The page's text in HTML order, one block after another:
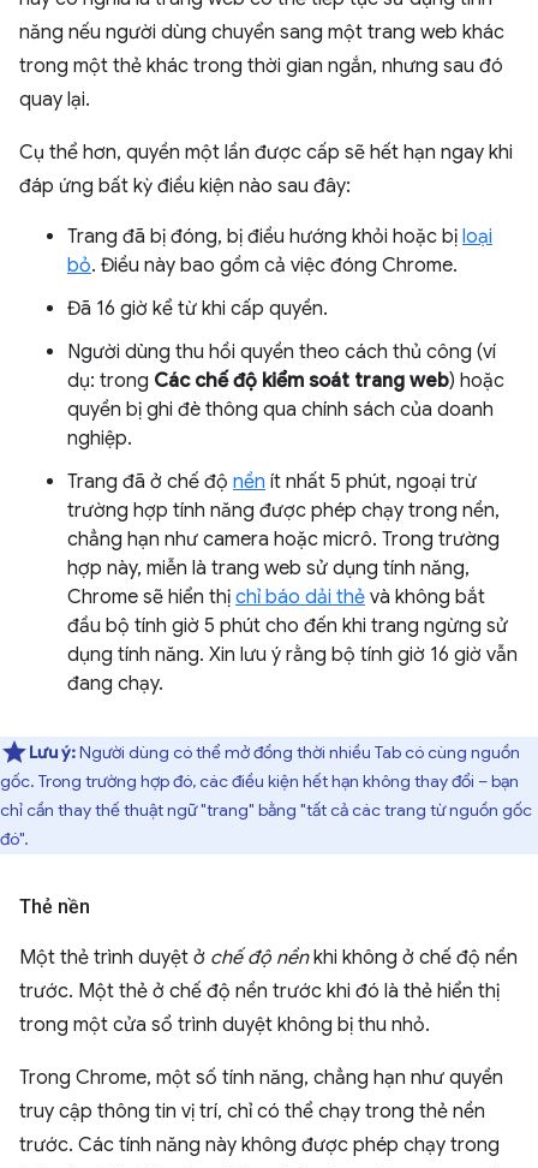
năng nếu người dùng chuyển sang một trang web khác
trong một thẻ khác trong thời gian ngắn, nhưng sau đó
quay lại.
Cụ thể hơn, quyền một lần được cấp sẽ hết hạn ngay khi
đáp ứng bất kỳ điều kiện nào sau đây:
Trang đã bị đóng, bị điều hướng khỏi hoặc bị loại
bỏ. Điều này bao gồm cả việc đóng Chrome.
Đã 16 giờ kể từ khi cấp quyền.
Người dùng thu hồi quyền theo cách thủ công (ví
dụ: trong Các chế độ kiểm soát trang web) hoặc
quyền bị ghi đè thông qua chính sách của doanh
nghiệp.
Trang đã ở chế độ nền ít nhất 5 phút, ngoại trừ
trường hợp tính năng được phép chạy trong nền,
chẳng hạn như camera hoặc micrô. Trong trường
hợp này, miễn là trang web sử dụng tính năng,
Chrome sẽ hiển thị chỉ báo dải thẻ và không bắt
đầu bộ tính giờ 5 phút cho đến khi trang ngừng sử
dụng tính năng. Xin lưu ý rằng bộ tính giờ 16 giờ vẫn
đang chạy.
Lưu ý:Người dùng có thể mở đồng thời nhiều Tab có cùng nguồn
gốc. Trong trường hợp đó, các điều kiện hết hạn không thay đổi – bạn
chỉ cần thay thế thuật ngữ "trang" bằng "tất cả các trang từ nguồn gốc
đó".
Thẻ nền
Một thẻ trình duyệt ở chế độ nềnkhi không ở chế độ nền
trước. Một thẻ ở chế độ nền trước khi đó là thẻ hiển thị
trong một cửa sổ trình duyệt không bị thu nhỏ.
Trong Chrome, một số tính năng, chẳng hạn như quyền
truy cập thông tin vị trí, chỉ có thể chạy trong thẻ nền
trước. Các tính năng này không được phép chạy trong